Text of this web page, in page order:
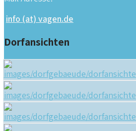
info (at) vagen.de
Dorfansichten